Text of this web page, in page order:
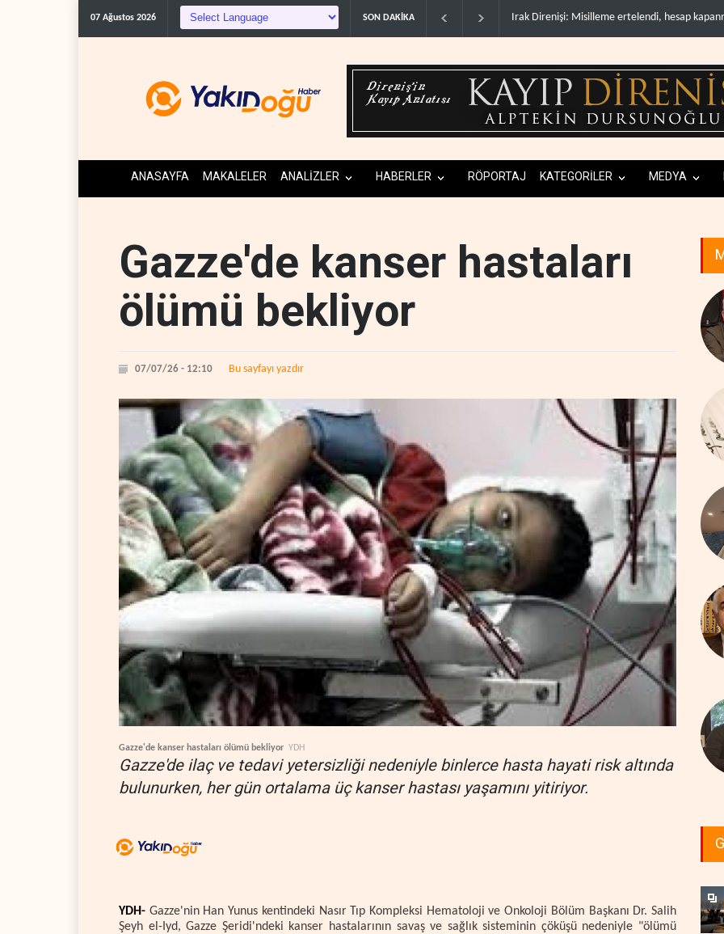
07 Ağustos 2026 SON DAKİKA
Irak Direnişi: Misilleme ertelendi, hesap kapanmadı.. Gazeteci Magnier: Trump, Hürmüz Boğazı
ANASAYFA MAKALELER ANALİZLER HABERLER RÖPORTAJ KATEGORİLER MEDYA
Gazze'de kanser hastaları
ölümü bekliyor
07/07/26 - 12:10 Bu sayfayı yazdır
Gazze'de kanser hastaları ölümü bekliyor YDH
Gazze'de ilaç ve tedavi yetersizliği nedeniyle binlerce hasta hayati risk altında
bulunurken, her gün ortalama üç kanser hastası yaşamını yitiriyor.
YDH- Gazze'nin Han Yunus kentindeki Nasır Tıp Kompleksi Hematoloji ve Onkoloji Bölüm Başkanı Dr. Salih
Şeyh el-Iyd, Gazze Şeridi'ndeki kanser hastalarının savaş ve sağlık sisteminin çöküşü nedeniyle "ölümü